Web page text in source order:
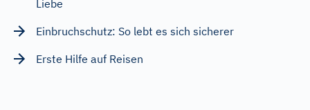
Liebe
Einbruchschutz: So lebt es sich sicherer
Erste Hilfe auf Reisen